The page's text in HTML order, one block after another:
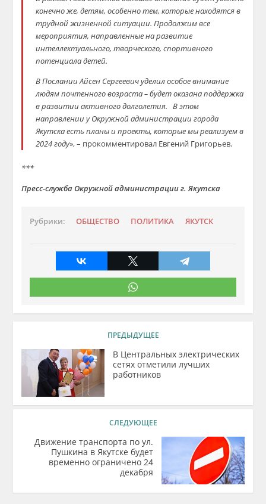
конечно же, детям, особенно тем, которые находятся в
трудной жизненной ситуации. Продолжим все
мероприятия, направленные на развитие
интеллектуального, творческого, спортивного
потенциала детей.
В Послании Айсен Сергеевич уделил особое внимание
людям почтенного возраста – будет оказана поддержка
в развитии активного долголетия. В этом
направлении у Окружной администрации города
Якутска есть планы и проекты, которые мы реализуем в
2024 году», – прокомментировал Евгений Григорьев.
***
Пресс-служба Окружной администрации г. Якутска
Рубрики: ОБЩЕСТВО ПОЛИТИКА ЯКУТСК
ПРЕДЫДУЩЕЕ
В Центральных электрических
сетях отметили лучших
работников
СЛЕДУЮЩЕЕ
Движение транспорта по ул.
Пушкина в Якутске будет
временно ограничено 24
декабря